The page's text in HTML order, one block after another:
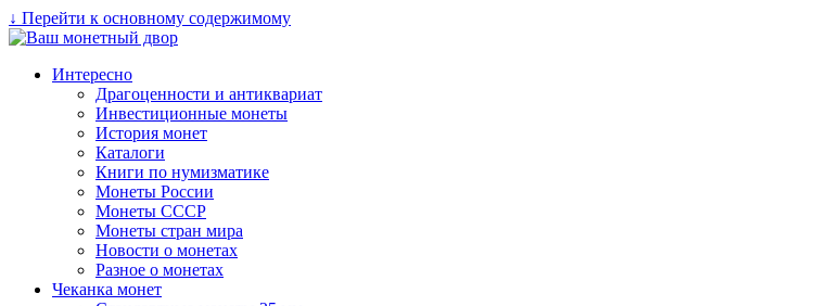
↓ Перейти к основному содержимому
Интересно
Драгоценности и антиквариат
Инвестиционные монеты
История монет
Каталоги
Книги по нумизматике
Монеты России
Монеты СССР
Монеты стран мира
Новости о монетах
Разное о монетах
Чеканка монет